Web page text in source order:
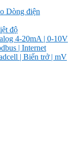
Dòng điện
độ
4-20mA | 0-10V
| Internet
| Biến trở | mV